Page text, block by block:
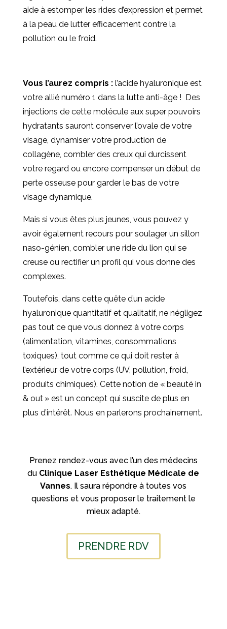
aide à estomper les rides d’expression et permet
à la peau de lutter efficacement contre la
pollution ou le froid.
Vous l’aurez compris :l’acide hyaluronique est
votre allié numéro 1 dans la lutte anti-âge ! Des
injections de cette molécule aux super pouvoirs
hydratants sauront conserver l’ovale de votre
visage, dynamiser votre production de
collagène, combler des creux qui durcissent
votre regard ou encore compenser un début de
perte osseuse pour garder le bas de votre
visage dynamique.
Mais si vous êtes plus jeunes, vous pouvez y
avoir également recours pour soulager un sillon
naso-génien, combler une ride du lion qui se
creuse ou rectifier un profil qui vous donne des
complexes.
Toutefois, dans cette quête d’un acide
hyaluronique quantitatif et qualitatif, ne négligez
pas tout ce que vous donnez à votre corps
(alimentation, vitamines, consommations
toxiques), tout comme ce qui doit rester à
l’extérieur de votre corps (UV, pollution, froid,
produits chimiques). Cette notion de « beauté in
& out » est un concept qui suscite de plus en
plus d’intérêt. Nous en parlerons prochainement.
Prenez rendez-vous avec l’un des médecins
du Clinique Laser Esthétique Médicale de
Vannes. Il saura répondre à toutes vos
questions et vous proposer le traitement le
mieux adapté.
PRENDRE RDV